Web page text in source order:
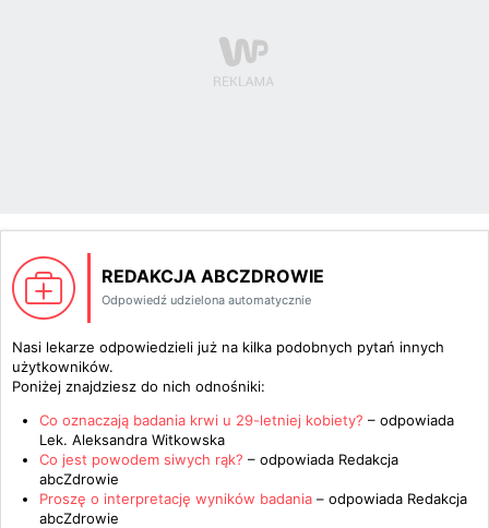
REDAKCJA ABCZDROWIE
Odpowiedź udzielona automatycznie
Nasi lekarze odpowiedzieli już na kilka podobnych pytań innych
użytkowników.
Poniżej znajdziesz do nich odnośniki:
Co oznaczają badania krwi u 29-letniej kobiety? – odpowiada
Lek. Aleksandra Witkowska
Co jest powodem siwych rąk? – odpowiada Redakcja
abcZdrowie
Proszę o interpretację wyników badania – odpowiada Redakcja
abcZdrowie